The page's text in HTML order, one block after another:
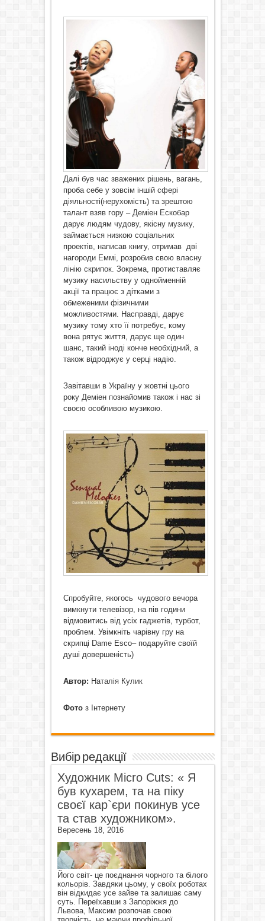
Далі був час зважених рішень, вагань,
проба себе у зовсім іншій сфері
діяльності(нерухомість) та зрештою
талант взяв гору – Деміен Ескобар
дарує людям чудову, якісну музику,
займається низкою соціальних
проектів, написав книгу, отримав дві
нагороди Еммі, розробив свою власну
лінію скрипок. Зокрема, протиставляє
музику насильству у однойменній
акції та працює з дітками з
обмеженими фізичними
можливостями. Насправді, дарує
музику тому хто її потребує, кому
вона рятує життя, дарує ще один
шанс, такий іноді конче необхідний, а
також відроджує у серці надію.
Завітавши в Україну у жовтні цього
року Деміен познайомив також і нас зі
своєю особливою музикою.
Спробуйте, якогось чудового вечора
вимкнути телевізор, на пів години
відмовитись від усіх гаджетів, турбот,
проблем. Увімкніть чарівну гру на
скрипці Dame Esco– подаруйте своїй
душі довершеність)
Автор: Наталія Кулик
Фотоз Інтернету
Вибір редакції
Художник Micro Cuts: « Я
був кухарем, та на піку
своєї кар`єри покинув усе
та став художником».
Вересень 18, 2016
Його світ- це поєднання чорного та білого
кольорів. Завдяки цьому, у своїх роботах
він відкидає усе зайве та залишає саму
суть. Переїхавши з Запоріжжя до
Львова, Максим розпочав свою